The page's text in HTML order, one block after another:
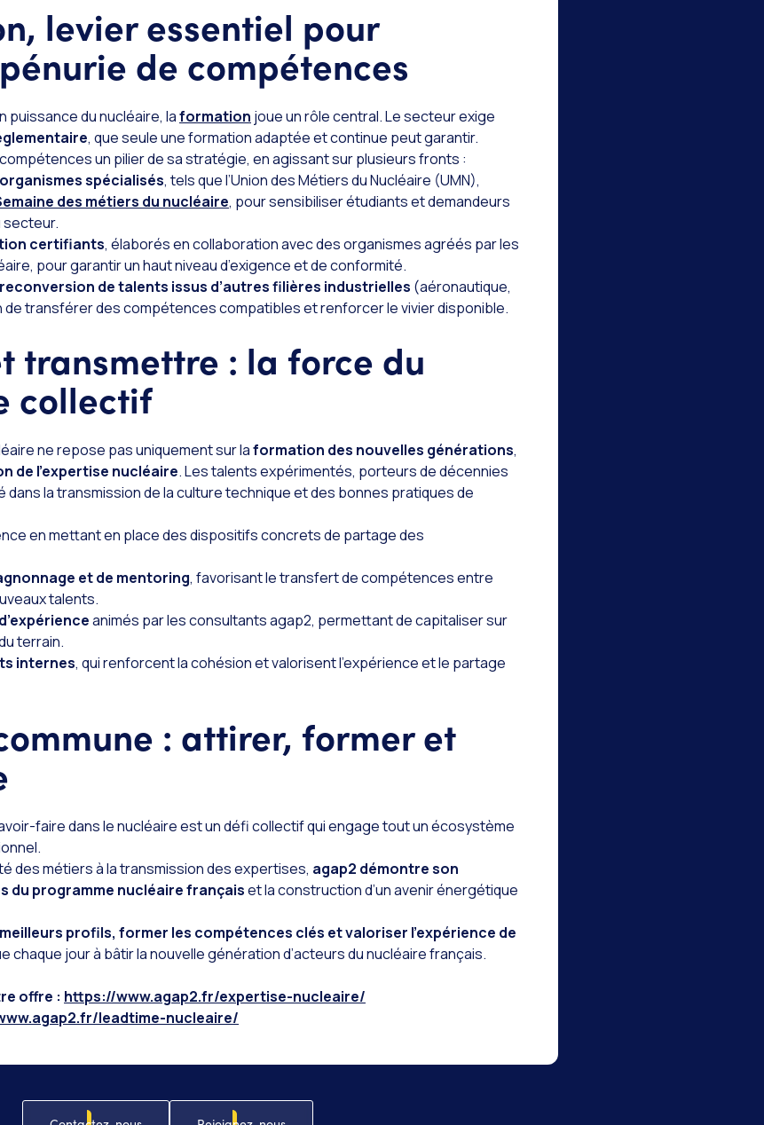
levier essentiel pour
de compétences
puissance du nucléaire, laformation joue un rôle central. Le secteur exige
, que seule une formation adaptée et continue peut garantir.
un pilier de sa stratégie, en agissant sur plusieurs fronts :
spécialisés, tels que l’Union des Métiers du Nucléaire (UMN),
des métiers du nucléaire, pour sensibiliser étudiants et demandeurs
secteur.
certifiants, élaborés en collaboration avec des organismes agréés par les
pour garantir un haut niveau d’exigence et de conformité.
de talents issus d’autres filières industrielles (aéronautique,
transférer des compétences compatibles et renforcer le vivier disponible.
transmettre : la force du
collectif
ne repose pas uniquement sur laformation des nouvelles générations,
de l’expertise nucléaire. Les talents expérimentés, porteurs de décennies
dans la transmission de la culture technique et des bonnes pratiques de
en mettant en place des dispositifs concrets de partage des
et de mentoring, favorisant le transfert de compétences entre
talents.
animés par les consultants agap2, permettant de capitaliser sur
terrain.
internes, qui renforcent la cohésion et valorisent l’expérience et le partage
: attirer, former et
faire dans le nucléaire est un défi collectif qui engage tout un écosystème
des métiers à la transmission des expertises, agap2 démontre son
du programme nucléaire françaiset la construction d’un avenir énergétique
profils, former les compétences clés et valoriser l’expérience de
chaque jour à bâtir la nouvelle génération d’acteurs du nucléaire français.
offre : https://www.agap2.fr/expertise-nucleaire/
leadtime-nucleaire/